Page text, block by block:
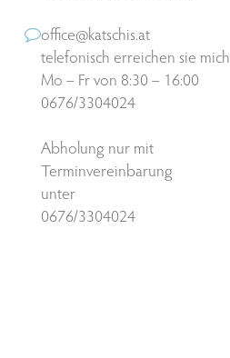
office@katschis.at
telefonisch erreichen sie mich
Mo – Fr von 8:30 – 16:00
0676/3304024
Abholung nur mit
Terminvereinbarung
unter
0676/3304024